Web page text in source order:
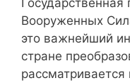
Вооруженных
это важнейший
стране
рассматривается